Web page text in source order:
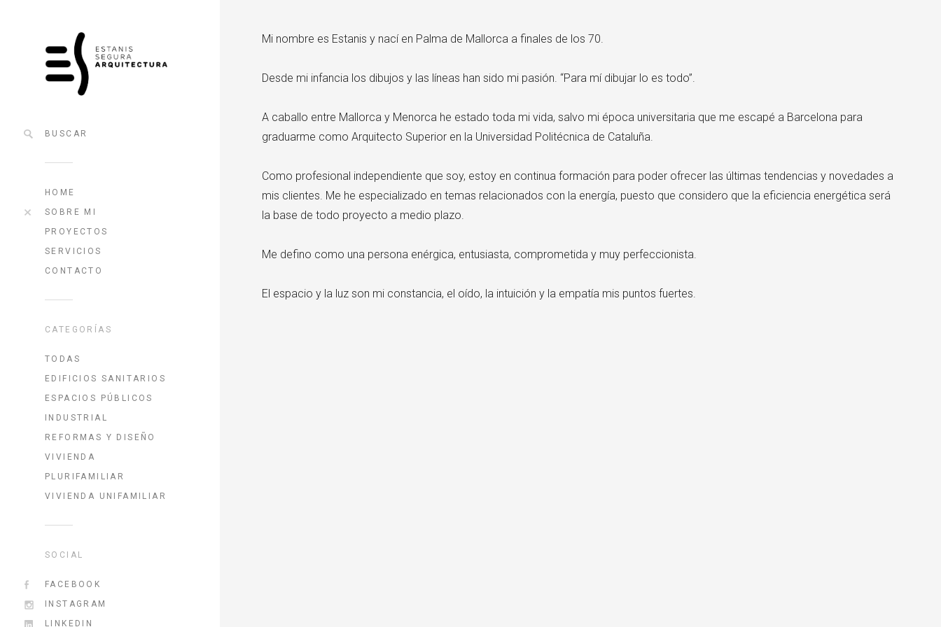
HOME
SOBRE MI
PROYECTOS
SERVICIOS
CONTACTO
CATEGORÍAS
TODAS
EDIFICIOS SANITARIOS
ESPACIOS PÚBLICOS
INDUSTRIAL
REFORMAS Y DISEÑO
VIVIENDA
PLURIFAMILIAR
VIVIENDA UNIFAMILIAR
SOCIAL
FACEBOOK
INSTAGRAM
LINKEDIN
Mi nombre es Estanis y nací en Palma de Mallorca a finales de los 70.
Desde mi infancia los dibujos y las líneas han sido mi pasión. “Para mí dibujar lo es todo”.
A caballo entre Mallorca y Menorca he estado toda mi vida, salvo mi época universitaria que me escapé a Barcelona para
graduarme como Arquitecto Superior en la Universidad Politécnica de Cataluña.
Como profesional independiente que soy, estoy en continua formación para poder ofrecer las últimas tendencias y novedades a
mis clientes. Me he especializado en temas relacionados con la energía, puesto que considero que la eficiencia energética será
la base de todo proyecto a medio plazo.
Me defino como una persona enérgica, entusiasta, comprometida y muy perfeccionista.
El espacio y la luz son mi constancia, el oído, la intuición y la empatía mis puntos fuertes.